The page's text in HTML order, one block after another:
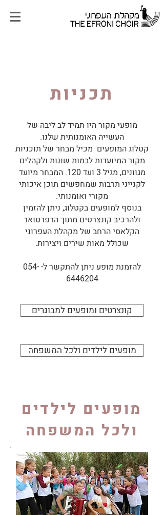
תכניות
מופעי מקור היו תמיד לב ליבה של
העשייה האומנותית שלנו.
קטלוג המופעים מכיל מבחר של תוכניות
מקור המיועדות לבמות שונות ולקהלים
מגוונים, מגיל 3 ועד 120. המבחר מיועד
לקנייני תרבות שמחפשים תוכן איכותי
מקורי ואומנותי.
בנוסף למופעים בקטלוג, ניתן להזמין
ולהרכיב קונצרטים מתוך הרפרטואר
הקלאסי הרחב של מקהלת העפרוני
שכולל מאות שירים ויצירות.
להזמנת מופע ניתן להתקשר ל-054-
6446204
קונצרטים ומופעים למבוגרים
מופעים לילדים ולכל המשפחה
מופעים לילדים
ולכל המשפחה